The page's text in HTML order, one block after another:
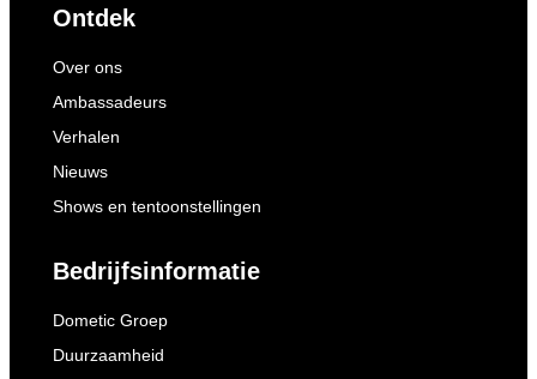
Ontdek
Over ons
Ambassadeurs
Verhalen
Nieuws
Shows en tentoonstellingen
Bedrijfsinformatie
Dometic Groep
Duurzaamheid